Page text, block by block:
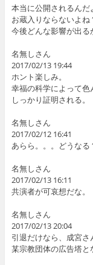
本当に公開されるんだ
お蔵入りならないよね
今後どんな影響が出
名無しさん
2017/02/13 19:44
ホント楽しみ。
幸福の科学によって
しっかり証明される。
名無しさん
2017/02/12 16:41
あらら。。。どうなる
名無しさん
2017/02/13 16:11
共演者が可哀想だな。
名無しさん
2017/02/13 20:04
引退だけなら、成宮
某宗教団体の広告塔